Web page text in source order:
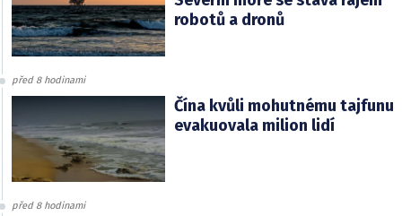
robotů a dronů
před 8 hodinami
Čína kvůli mohutnému tajfunu
evakuovala milion lidí
před 8 hodinami